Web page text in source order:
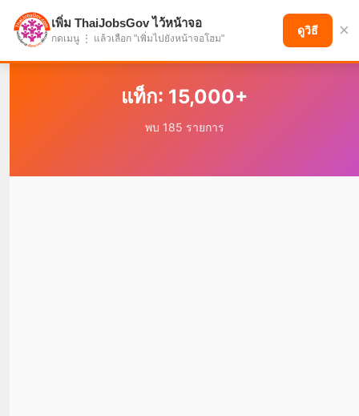
แบ่งปันโอกาส เพื่ออนาคตที่ก้าวหน้า
แท็ก: 15,000+
พบ 185 รายการ
เพิ่ม ThaiJobsGov ไว้หน้าจอ
กดเมนู ⋮ แล้วเลือก "เพิ่มไปยังหน้าจอโฮม"
ดูวิธี ×